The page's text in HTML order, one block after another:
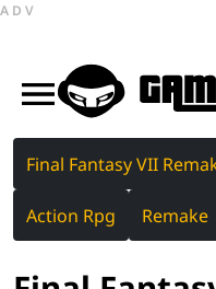
ADV
Final Fantasy VII
Action Rpg Remake